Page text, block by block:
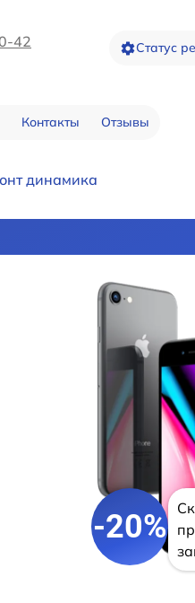
42 Статус
Контакты Отзывы
динамика
-20%